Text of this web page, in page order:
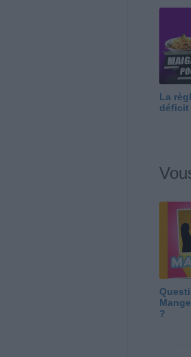
La
déficit
?